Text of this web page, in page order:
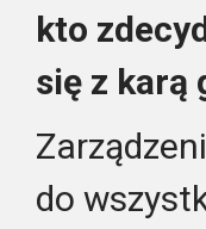
kto
się z karą
do